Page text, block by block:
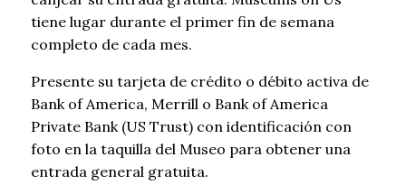
tiene lugar durante el primer fin de semana
completo de cada mes.
Presente su tarjeta de crédito o débito activa de
Bank of America, Merrill o Bank of America
Private Bank (US Trust) con identificación con
foto en la taquilla del Museo para obtener una
entrada general gratuita.